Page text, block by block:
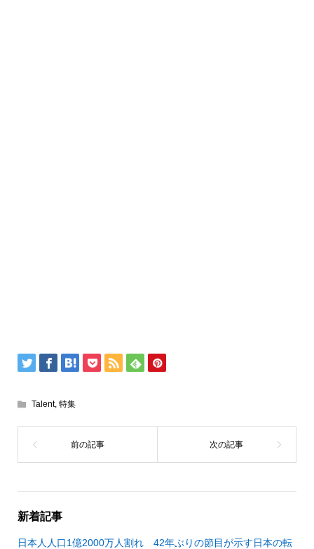
Talent, 特集
新着記事
日本人人口1億2000万人割れ 42年ぶりの節目が示す日本の転